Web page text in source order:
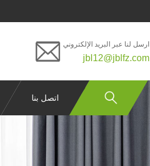
ارسل لنا عبر البريد الإلكتروني
jbl12@jblfz.com
اتصل بنا